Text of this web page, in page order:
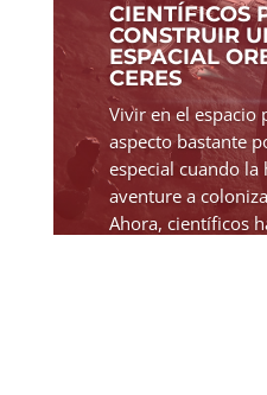
CIENTÍFICOS
CONSTRUIR
ESPACIAL
CERES
Vivir en el espacio
aspecto bastante
especial cuando la
aventure a
Ahora, científicos